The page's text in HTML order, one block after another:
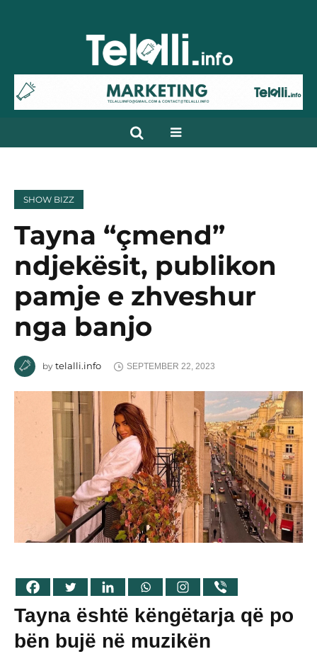
SHOW BIZZ
Tayna “çmend”
ndjekësit, publikon
pamje e zhveshur
nga banjo
by telalli.info SEPTEMBER 22, 2023
Tayna është këngëtarja që po
bën bujë në muzikën